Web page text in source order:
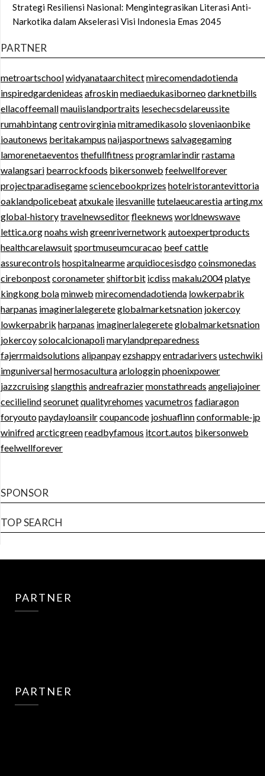
Strategi Resiliensi Nasional: Mengintegrasikan Literasi Anti-
Narkotika dalam Akselerasi Visi Indonesia Emas 2045
PARTNER
metroartschoolwidyanataarchitectmirecomendadotienda
inspiredgardenideas afroskinmediaedukasiborneodarknetbills
ellacoffeemallmauiislandportraits lesechecsdelareussite
rumahbintangcentrovirginiamitramedikasolosloveniaonbike
ioautonews beritakampus naijasportnews salvagegaming
lamorenetaeventos thefullfitness programlarindirrastama
walangsari bearrockfoods bikersonweb feelwellforever
projectparadisegamesciencebookprizes hotelristorantevittoria
oaklandpolicebeatatxukale ilesvanilletutelaeucarestiaarting.mx
global-historytravelnewseditorfleeknews worldnewswave
lettica.orgnoahs wishgreenrivernetwork autoexpertproducts
healthcarelawsuitsportmuseumcuracao beef cattle
assurecontrols hospitalnearmearquidiocesisdgocoinsmonedas
cirebonpostcoronametershiftorbit icdiss makalu2004platye
kingkong bolaminweb mirecomendadotienda lowkerpabrik
harpanas imaginerlalegereteglobalmarketsnation jokercoy
lowkerpabrik harpanas imaginerlalegereteglobalmarketsnation
jokercoysolocalcionapolimarylandpreparedness
fajerrmaidsolutions alipanpayezshappyentradarivers ustechwiki
imguniversalhermosaculturaarlologginphoenixpower
jazzcruisingslangthis andreafraziermonstathreads angeliajoiner
cecilielindseorunetqualityrehomes vacumetros fadiaragon
foryoutopaydayloansilrcoupancode joshuaflinnconformable-jp
winifredarcticgreenreadbyfamous itcort.autos bikersonweb
feelwellforever
SPONSOR
TOP SEARCH
PARTNER
PARTNER